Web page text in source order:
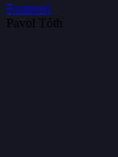
Featured
Pavol Tóth